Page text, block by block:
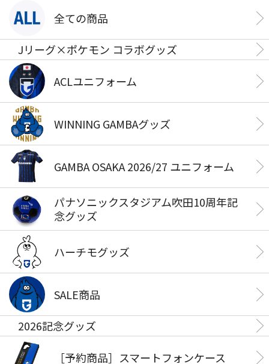
全ての商品
Jリーグ×ポケモン コラボグッズ
ACLユニフォーム
WINNING GAMBAグッズ
GAMBA OSAKA 2026/27 ユニフォーム
パナソニックスタジアム吹田10周年記
念グッズ
ハーチモグッズ
SALE商品
2026記念グッズ
［予約商品］スマートフォンケース